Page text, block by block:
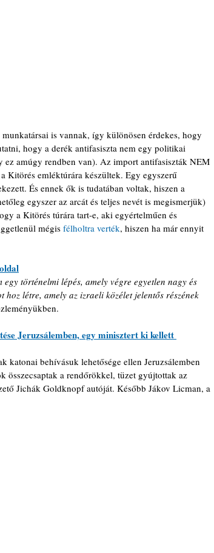
is vannak, így különösen érdekes, hogy
hogy a derék antifasiszta nem egy politikai
ez amúgy rendben van). Az import antifasiszták NEM
Kitörés emléktúrára készültek. Egy egyszerű
És ennek ők is tudatában voltak, hiszen a
egyszer az arcát és teljes nevét is megismerjük)
a Kitörés túrára tart-e, aki egyértelműen és
mégis félholtra verték, hiszen ha már ennyit
történelmi lépés, amely végre egyetlen nagy és
létre, amely az izraeli közélet jelentős részének
Jeruzsálemben, egy minisztert ki kellett
katonai behívásuk lehetősége ellen Jeruzsálemben
összecsaptak a rendőrökkel, tüzet gyújtottak az
Jichák Goldknopf autóját. Később Jákov Licman, a